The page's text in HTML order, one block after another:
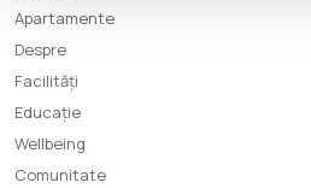
Apartamente
Despre
Facilități
Educație
Wellbeing
Comunitate